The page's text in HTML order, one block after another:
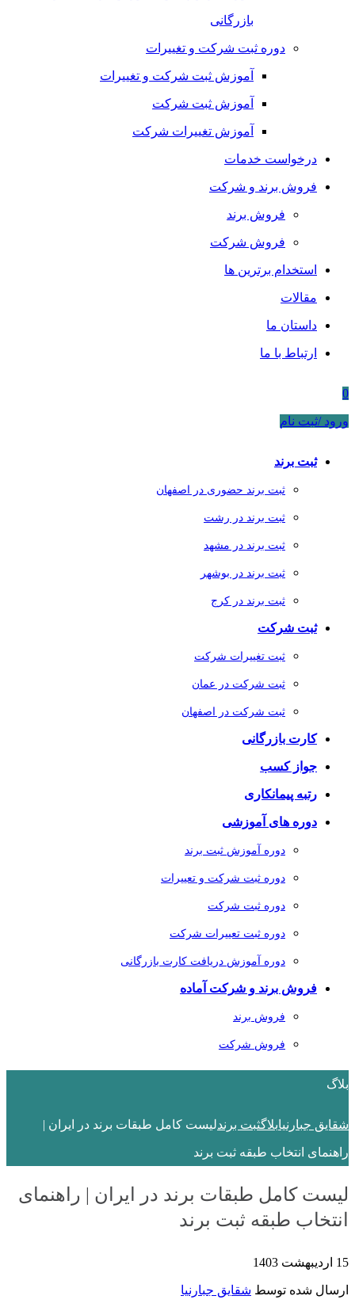
بازرگانی
دوره ثبت شرکت و تغییرات
آموزش ثبت شرکت و تغییرات
آموزش ثبت شرکت
آموزش تغییرات شرکت
درخواست خدمات
فروش برند و شرکت
فروش برند
فروش شرکت
استخدام برترین ها
مقالات
داستان ما
ارتباط با ما
0
ورود /ثبت نام
ثبت برند
ثبت برند حضوری در اصفهان
ثبت برند در رشت
ثبت برند در مشهد
ثبت برند در بوشهر
ثبت برند در کرج
ثبت شرکت
ثبت تغییرات شرکت
ثبت شرکت در عمان
ثبت شرکت در اصفهان
کارت بازرگانی
جواز کسب
رتبه پیمانکاری
دوره های آموزشی
دوره آموزش ثبت برند
دوره ثبت شرکت و تعییرات
دوره ثبت شرکت
دوره ثبت تعییرات شرکت
دوره آموزش دریافت کارت بازرگانی
فروش برند و شرکت آماده
فروش برند
فروش شرکت
بلاگ
شقایق جبارنیابلاگثبت برندلیست کامل طبقات برند در ایران |
راهنمای انتخاب طبقه ثبت برند
لیست کامل طبقات برند در ایران | راهنمای
انتخاب طبقه ثبت برند
15 اردیبهشت 1403
ارسال شده توسط شقایق جبارنیا